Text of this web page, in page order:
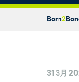
Born2
31 3月